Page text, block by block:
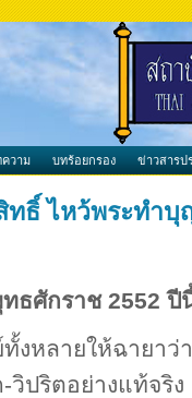
วาม บทร้อยกรอง ข่าวสารป
ทธิ์ ไหว้พระทำ
ธศักราช 2552 ปี
งหลายให้ฉายาว่
ปริตอย่างแท้จริง